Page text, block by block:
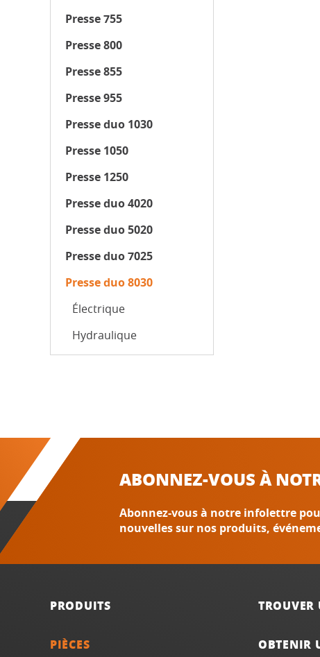
Presse 755
Presse 800
Presse 855
Presse 955
Presse duo 1030
Presse 1050
Presse 1250
Presse duo 4020
Presse duo 5020
Presse duo 7025
Presse duo 8030
Électrique
Hydraulique
ABONNEZ-VOUS À
Abonnez-vous à notre infolettre
nouvelles sur nos produits,
PRODUITS
PIÈCES
TROUVER
OBTENIR